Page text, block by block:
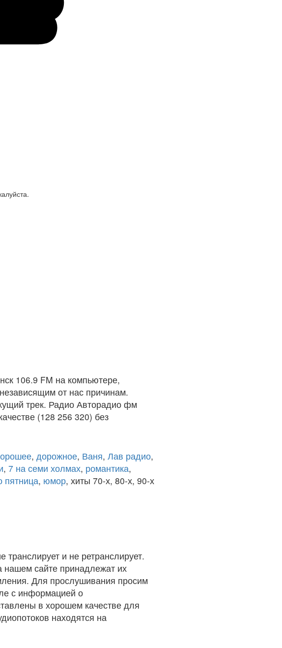
106.9 FM на компьютере,
от нас причинам.
трек. Радио Авторадио фм
(128 256 320) без
, дорожное, Ваня, Лав радио,
, 7 на семи холмах, романтика,
пятница, юмор, хиты 70-х, 80-х, 90-х
и не ретранслирует.
сайте принадлежат их
Для прослушивания просим
с информацией о
в хорошем качестве для
находятся на